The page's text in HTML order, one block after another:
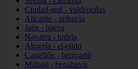
Ciudad-real - valdepeñas
Alicante - orihuela
Jaén - baeza
Navarra - tudela
Almería - el-ejido
Castellón - benicarló
Málaga - benahavís